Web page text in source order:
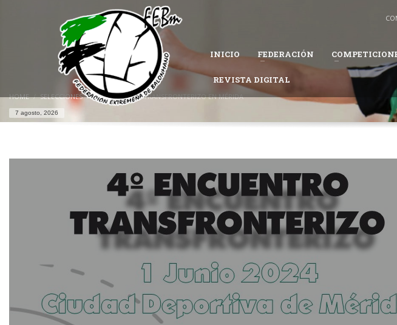
CÓMO AFILIARSE A LA FEDERACIÓN EXTREMEÑA DE BALONMANO
Completa el formulario de afiliación Recibirás un email
Permanece atento al estado de tu solicitud, es posible que la Federación te pueda solicitar
Si tienes problemas con tu afiliación,contacta con nosotrosy te ayudaremos en el proceso.
INICIO FEDERACIÓN
REVISTA DIGITAL
HOME SELECCIONES IV ENCUENTRO TRANSFRONTERIZO EN MÉRIDA
7 agosto, 2026